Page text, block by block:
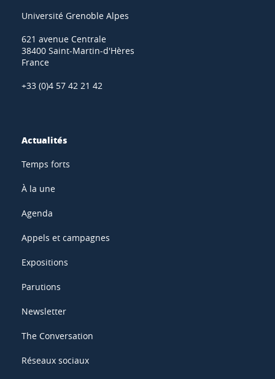
Université Grenoble Alpes
621 avenue Centrale
38400 Saint-Martin-d'Hères
France
+33 (0)4 57 42 21 42
Actualités
Temps forts
À la une
Agenda
Appels et campagnes
Expositions
Parutions
Newsletter
The Conversation
Réseaux sociaux